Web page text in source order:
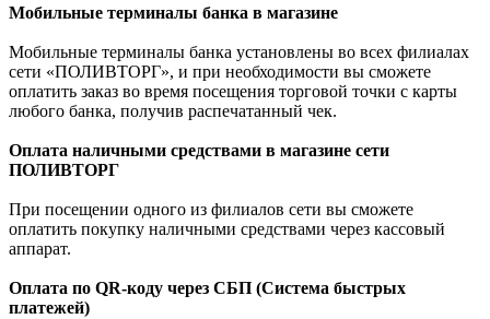
Мобильные терминалы банка в магазине
Мобильные терминалы банка установлены во всех филиалах
сети «ПОЛИВТОРГ», и при необходимости вы сможете
оплатить заказ во время посещения торговой точки с карты
любого банка, получив распечатанный чек.
Оплата наличными средствами в магазине сети
ПОЛИВТОРГ
При посещении одного из филиалов сети вы сможете
оплатить покупку наличными средствами через кассовый
аппарат.
Оплата по QR-коду через СБП (Система быстрых
платежей)